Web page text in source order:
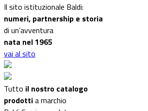
Il sito istituzionale Baldi:
numeri, partnership e storia
di un’avventura
nata nel 1965
vai al sito
Tutto il nostro catalogo
prodottia marchio